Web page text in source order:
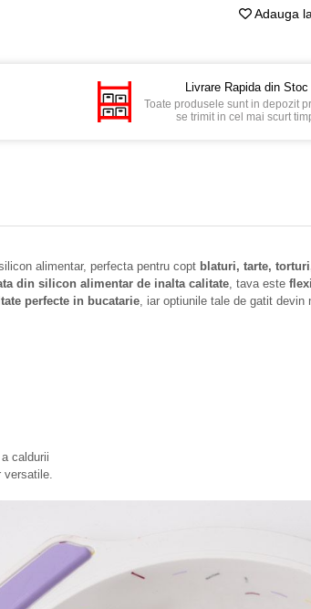
Adauga
Livrare Rapida din Stoc
Toate produsele sunt in depozit
se trimit in cel mai scurt
alimentar, perfecta pentru copt blaturi, tarte,
din silicon alimentar de inalta calitate, tava este
perfecte in bucatarie, iar optiunile tale de gatit
caldurii
versatile.